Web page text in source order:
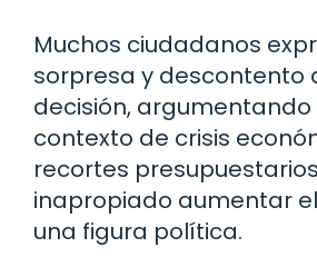
Muchos ciudadanos
sorpresa y descontento
decisión, argumentando
contexto de crisis
recortes
inapropiado aumentar
una figura política.